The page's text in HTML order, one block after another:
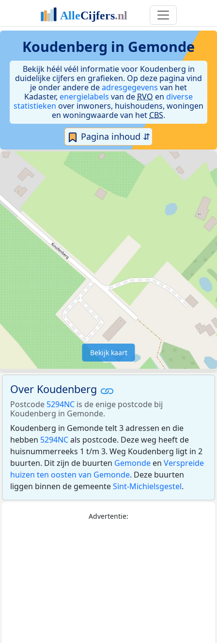
Koudenberg in Gemonde
Bekijk héél véél informatie voor Koudenberg in
duidelijke cijfers en grafieken. Op deze pagina vind
je onder andere deadresgegevens van het
Kadaster, energielabels van de RVO en diverse
statistieken over inwoners, huishoudens, woningen
en woningwaarde van het CBS.
Pagina inhoud ⇵
Bekijk kaart
Over Koudenberg
Postcode 5294NC is de enige postcode bij
Koudenberg in Gemonde.
Koudenberg in Gemonde telt 3 adressen en die
hebben 5294NCals postcode. Deze weg heeft de
huisnummerreeks 1 t/m 3. Weg Koudenberg ligt in 2
buurten. Dit zijn de buurten Gemonde en Verspreide
huizen ten oosten van Gemonde. Deze buurten
liggen binnen de gemeenteSint-Michielsgestel.
Advertentie: